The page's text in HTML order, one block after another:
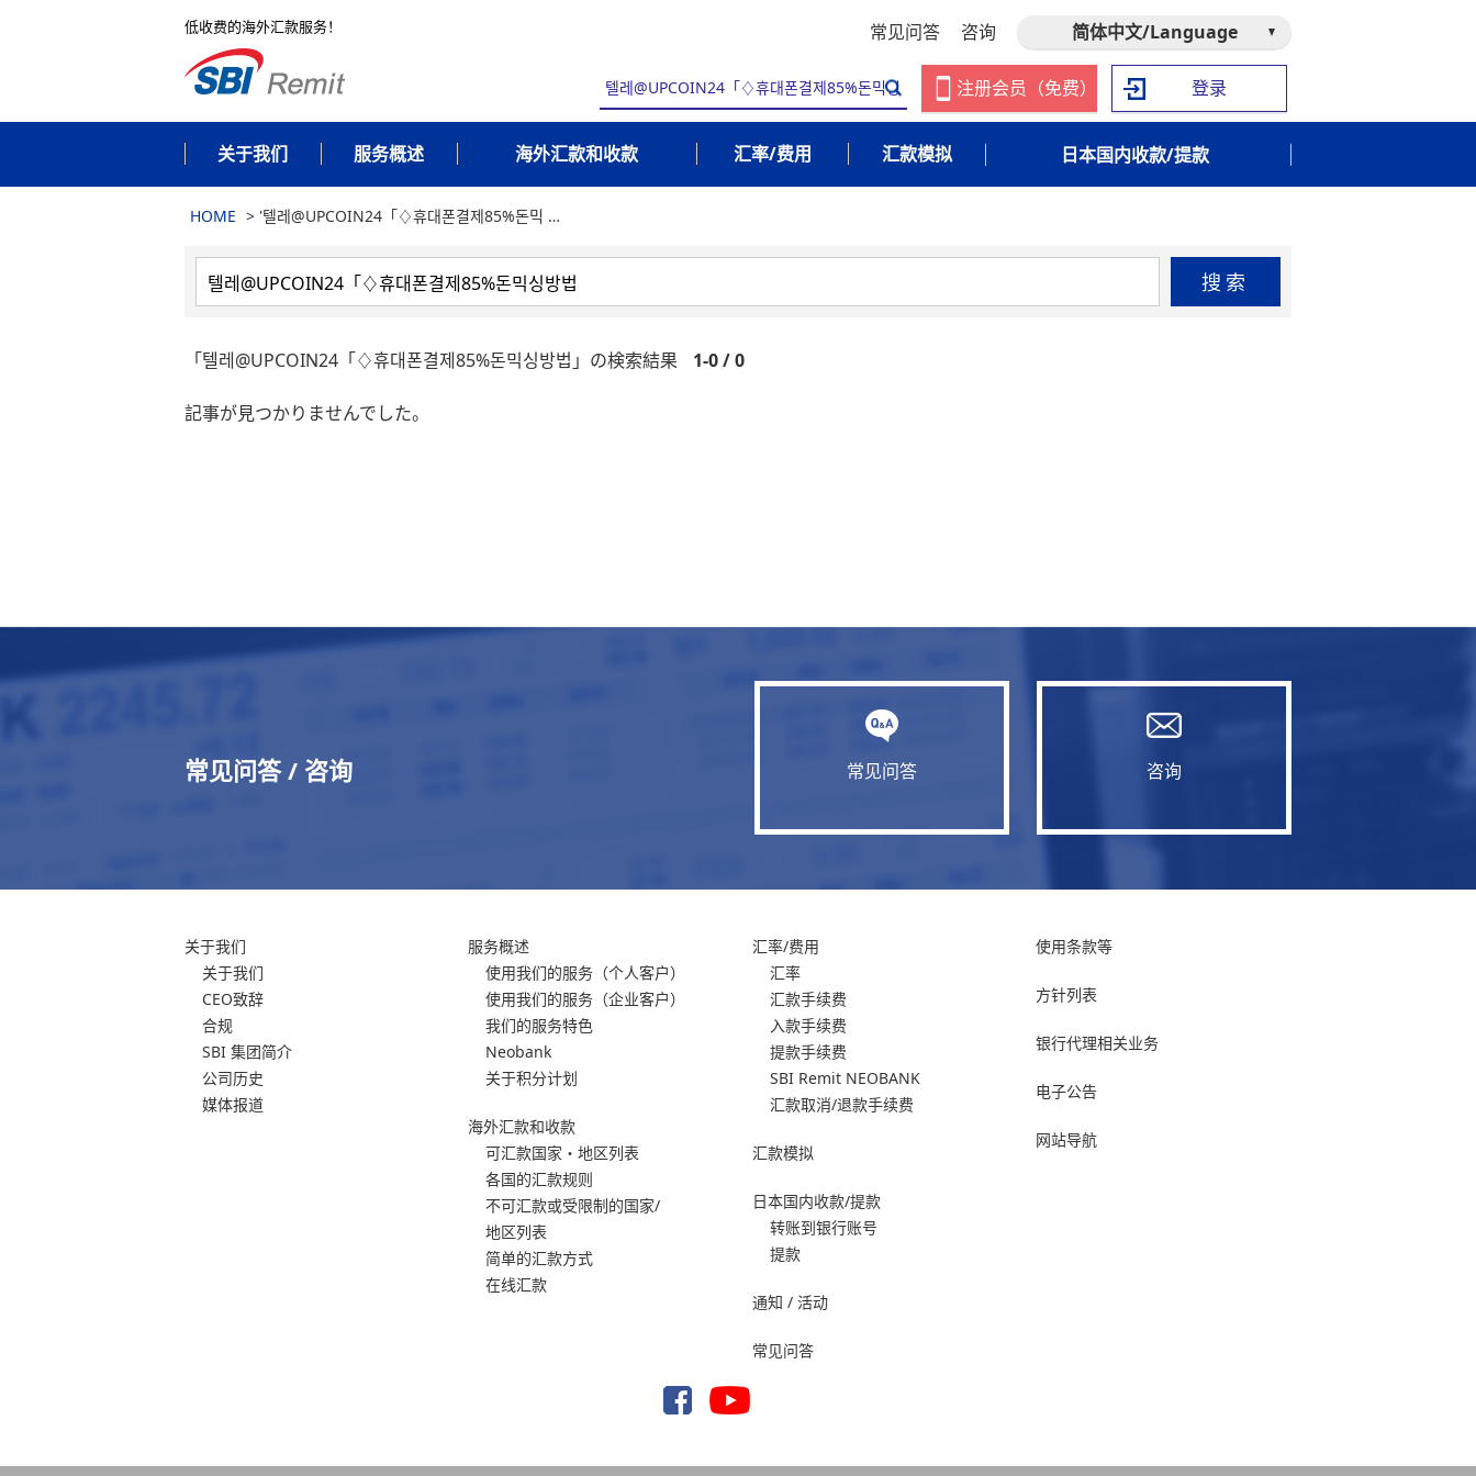
低收费的海外汇款服务！ 常见问答 咨询 简体中文/Language
注册会员（免费） 登录
关于我们 服务概述 海外汇款和收款 汇率/费用 汇款模拟 日本国内收款/提款
HOME > '텔레@UPCOIN24「♢휴대폰결제85%돈믹 …
搜索
「텔레@UPCOIN24「♢휴대폰결제85%돈믹싱방법」の検索結果 1-0 / 0
記事が見つかりませんでした。
常见问答 / 咨询 常见问答 咨询
关于我们
关于我们
CEO致辞
合规
SBI 集团简介
公司历史
媒体报道
服务概述
使用我们的服务 （个人客户）
使用我们的服务 （企业客户）
我们的服务特色
Neobank
关于积分计划
海外汇款和收款
可汇款国家・地区列表
各国的汇款规则
不可汇款或受限制的国家/
地区列表
简单的汇款方式
在线汇款
汇率/费用
汇率
汇款手续费
入款手续费
提款手续费
SBI Remit NEOBANK
汇款取消/退款手续费
汇款模拟
日本国内收款/提款
转账到银行账号
提款
通知 / 活动
常见问答
使用条款等
方针列表
银行代理相关业务
电子公告
网站导航